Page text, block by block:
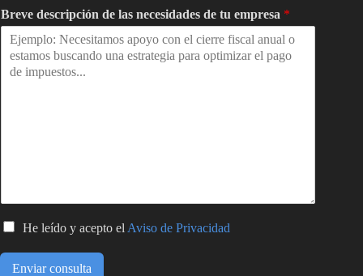
Breve descripción de las necesidades de tu empresa *
C
s
He leído y acepto el Aviso de Privacidad
Enviar consulta